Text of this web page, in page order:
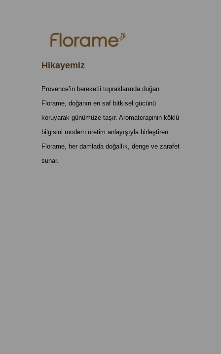
Hikayemiz
Provence’in bereketli topraklarında doğan
Florame, doğanın en saf bitkisel gücünü
koruyarak günümüze taşır. Aromaterapinin köklü
bilgisini modern üretim anlayışıyla birleştiren
Florame, her damlada doğallık, denge ve zarafet
sunar.